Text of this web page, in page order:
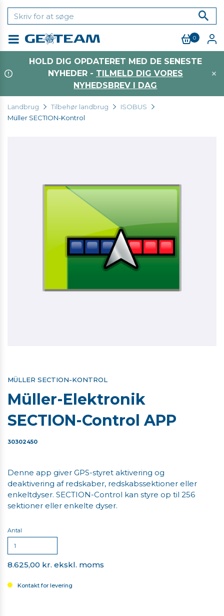
0
HOLD DIG OPDATERET MED DE SENESTE
NYHEDER - TILMELD DIG VORES
NYHEDSBREV I DAG
Landbrug Tilbehør landbrug
ISOBUS
Müller SECTION-Kontrol
MÜLLER SECTION-KONTROL
Müller-Elektronik
SECTION-Control APP
30302450
Denne app giver GPS-styret aktivering og
deaktivering af redskaber, redskabssektioner eller
enkeltdyser. SECTION-Control kan styre op til 256
sektioner eller enkelte dyser.
Antal
8.625,00 kr. ekskl. moms
Kontakt for levering